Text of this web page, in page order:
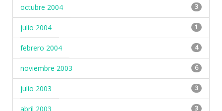
octubre 2004 3
julio 2004 1
febrero 2004 4
noviembre 2003 6
julio 2003 3
abril 2003 3